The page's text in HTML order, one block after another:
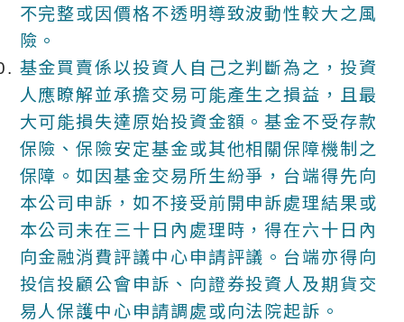
不完整或因價格不透明導致波動性較大之風
險。
基金買賣係以投資人自己之判斷為之，投資
人應瞭解並承擔交易可能產生之損益，且最
大可能損失達原始投資金額。基金不受存款
保險、保險安定基金或其他相關保障機制之
保障。如因基金交易所生紛爭，台端得先向
本公司申訴，如不接受前開申訴處理結果或
本公司未在三十日內處理時，得在六十日內
向金融消費評議中心申請評議。台端亦得向
投信投顧公會申訴、向證券投資人及期貨交
易人保護中心申請調處或向法院起訴。